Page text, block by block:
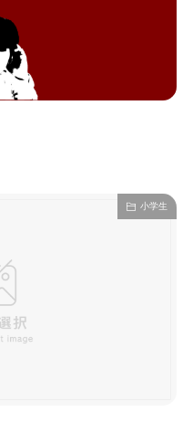
小学生